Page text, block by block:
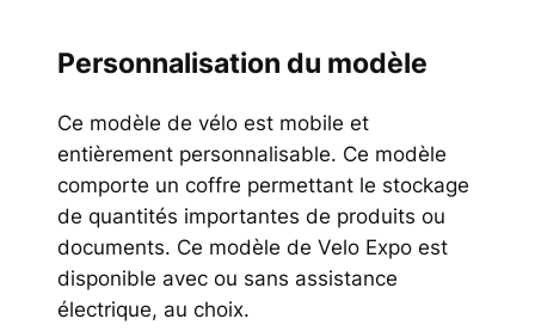
Personnalisation du modèle
Ce modèle de vélo est mobile et
entièrement personnalisable. Ce modèle
comporte un coffre permettant le stockage
de quantités importantes de produits ou
documents. Ce modèle de Velo Expo est
disponible avec ou sans assistance
électrique, au choix.